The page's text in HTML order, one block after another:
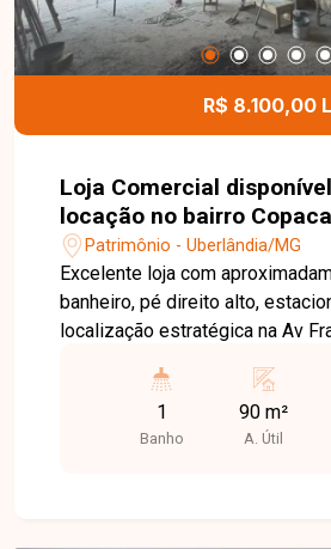
ajudar você a encontrar o ponto
para o seu negócio.
R$ 8.100,00 L
Loja Comercial
locação no bairro
Uberlândia-MG
Patrimônio - Uberlândia/MG
Excelente loja com
banheiro, pé direito alto,
localização estratégica na Av
1
Banho
90 m²
A. Útil